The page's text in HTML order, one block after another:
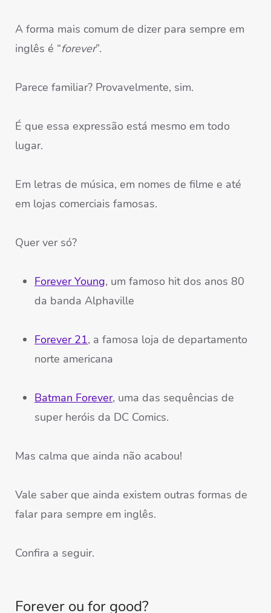
A forma mais comum de dizer para sempre em
inglês é “forever”.
Parece familiar? Provavelmente, sim.
É que essa expressão está mesmo em todo
lugar.
Em letras de música, em nomes de filme e até
em lojas comerciais famosas.
Quer ver só?
Forever Young, um famoso hit dos anos 80
da banda Alphaville
Forever 21, a famosa loja de departamento
norte americana
Batman Forever, uma das sequências de
super heróis da DC Comics.
Mas calma que ainda não acabou!
Vale saber que ainda existem outras formas de
falar para sempre em inglês.
Confira a seguir.
Forever ou for good?